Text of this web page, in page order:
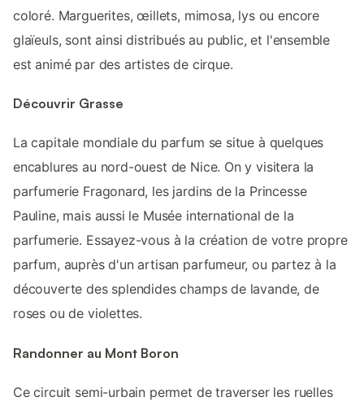
coloré. Marguerites, œillets, mimosa, lys ou encore
glaïeuls, sont ainsi distribués au public, et l'ensemble
est animé par des artistes de cirque.
Découvrir Grasse
La capitale mondiale du parfum se situe à quelques
encablures au nord-ouest de Nice. On y visitera la
parfumerie Fragonard, les jardins de la Princesse
Pauline, mais aussi le Musée international de la
parfumerie. Essayez-vous à la création de votre propre
parfum, auprès d'un artisan parfumeur, ou partez à la
découverte des splendides champs de lavande, de
roses ou de violettes.
Randonner au Mont Boron
Ce circuit semi-urbain permet de traverser les ruelles